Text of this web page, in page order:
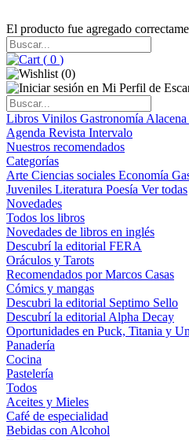
El producto fue agregado
( 0 )
(0)
Libros Vinilos Gastronomía Alacena
Agenda Revista Intervalo
Nuestros recomendados
Categorías
Arte Ciencias sociales Economía
Juveniles Literatura Poesía Ver todas
Novedades
Todos los libros
Novedades de libros en inglés
Descubrí la editorial FERA
Oráculos y Tarots
Recomendados por Marcos Casas
Cómics y mangas
Descubri la editorial Septimo Sello
Descubrí la editorial Alpha Decay
Oportunidades en Puck, Titania y
Panadería
Cocina
Pastelería
Todos
Aceites y Mieles
Café de especialidad
Bebidas con Alcohol